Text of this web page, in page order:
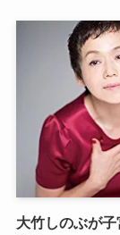
大竹しのぶが